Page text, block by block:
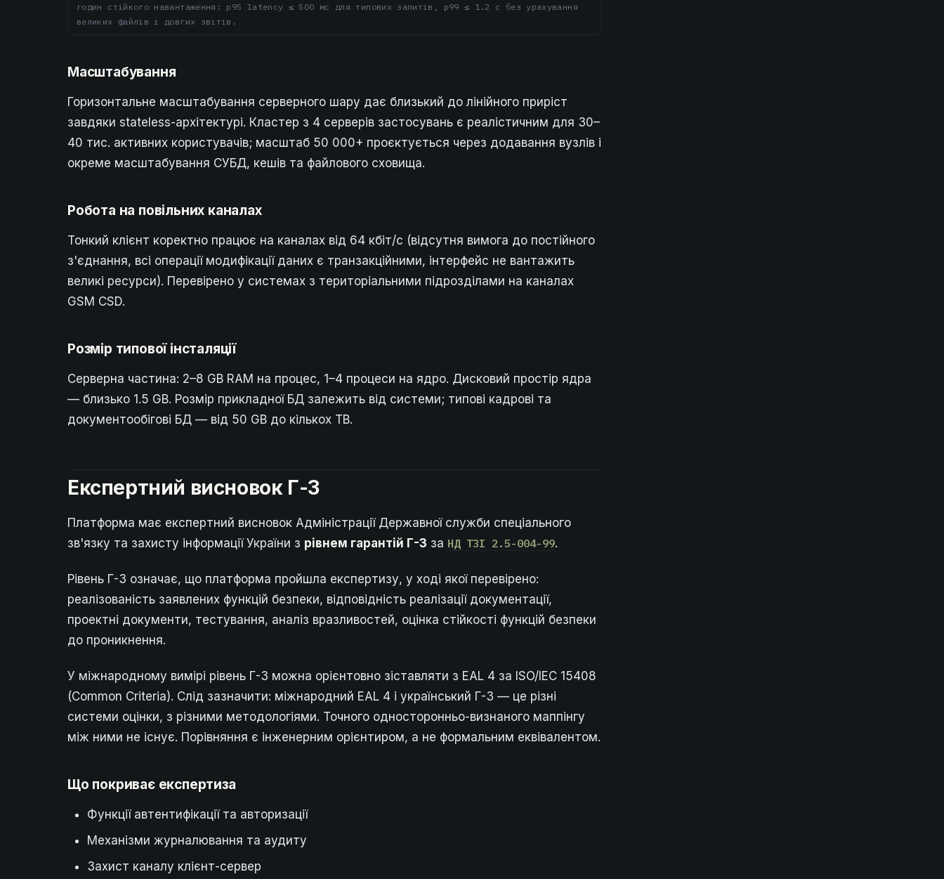
годин стійкого навантаження: p95 latency ≤ 500 мс для типових запитів, p99 ≤ 1.2 с без урахування
великих файлів і довгих звітів.
Масштабування
Горизонтальне масштабування серверного шару дає близький до лінійного приріст
завдяки stateless-архітектурі. Кластер з 4 серверів застосувань є реалістичним для 30–
40 тис. активних користувачів; масштаб 50 000+ проєктується через додавання вузлів і
окреме масштабування СУБД, кешів та файлового сховища.
Робота на повільних каналах
Тонкий клієнт коректно працює на каналах від 64 кбіт/с (відсутня вимога до постійного
з'єднання, всі операції модифікації даних є транзакційними, інтерфейс не вантажить
великі ресурси). Перевірено у системах з територіальними підрозділами на каналах
GSM CSD.
Розмір типової інсталяції
Серверна частина: 2–8 GB RAM на процес, 1–4 процеси на ядро. Дисковий простір ядра
— близько 1.5 GB. Розмір прикладної БД залежить від системи; типові кадрові та
документообігові БД — від 50 GB до кількох TB.
Експертний висновок Г-3
Платформа має експертний висновок Адміністрації Державної служби спеціального
зв'язку та захисту інформації України з рівнем гарантій Г-3 за НД ТЗІ 2.5-004-99.
Рівень Г-3 означає, що платформа пройшла експертизу, у ході якої перевірено:
реалізованість заявлених функцій безпеки, відповідність реалізації документації,
проектні документи, тестування, аналіз вразливостей, оцінка стійкості функцій безпеки
до проникнення.
У міжнародному вимірі рівень Г-3 можна орієнтовно зіставляти з EAL 4 за ISO/IEC 15408
(Common Criteria). Слід зазначити: міжнародний EAL 4 і український Г-3 — це різні
системи оцінки, з різними методологіями. Точного односторонньо-визнаного маппінгу
між ними не існує. Порівняння є інженерним орієнтиром, а не формальним еквівалентом.
Що покриває експертиза
Функції автентифікації та авторизації
Механізми журналювання та аудиту
Захист каналу клієнт-сервер